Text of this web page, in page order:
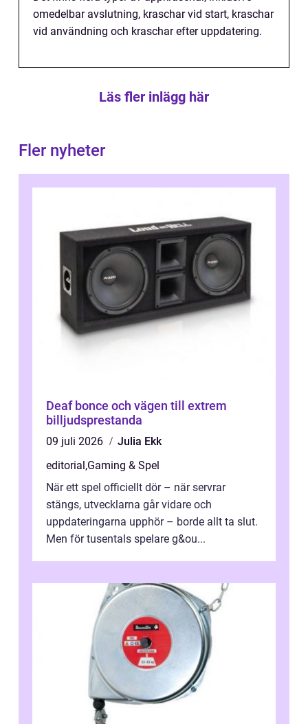
omedelbar avslutning, kraschar vid start, kraschar
vid användning och kraschar efter uppdatering.
Läs fler inlägg här
Fler nyheter
Deaf bonce och vägen till extrem
billjudsprestanda
09 juli 2026
Julia Ekk
editorial,Gaming & Spel
När ett spel officiellt dör – när servrar
stängs, utvecklarna går vidare och
uppdateringarna upphör – borde allt ta slut.
Men för tusentals spelare g&ou...